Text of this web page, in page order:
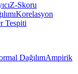
Z-Skoru
Korelasyon
Tespiti
DağılımAmpirik